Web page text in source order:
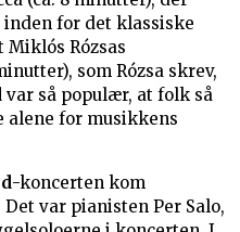
for det klassiske
Rózsas
som Rózsa skrev,
var så populær, at folk så
alene for musikkens
-koncerten kom
var pianisten Per Salo,